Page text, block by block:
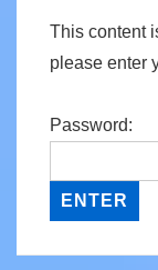
This content
please enter
Password: